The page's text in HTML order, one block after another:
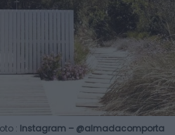
: Instagram – @almadacomporta